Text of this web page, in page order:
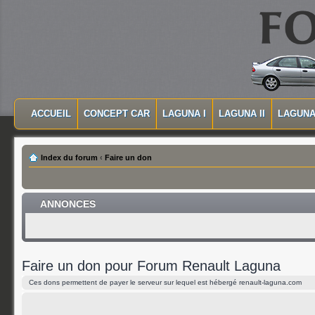
MENU PRINCIPAL
ACCUEIL CONCEPT CAR LAGUNA I LAGUNA II
Index du forum ‹ Faire un don
ANNONCES
Faire un don pour Forum Renault Laguna
Ces dons permettent de payer le serveur sur lequel est hébergé renault-laguna.com